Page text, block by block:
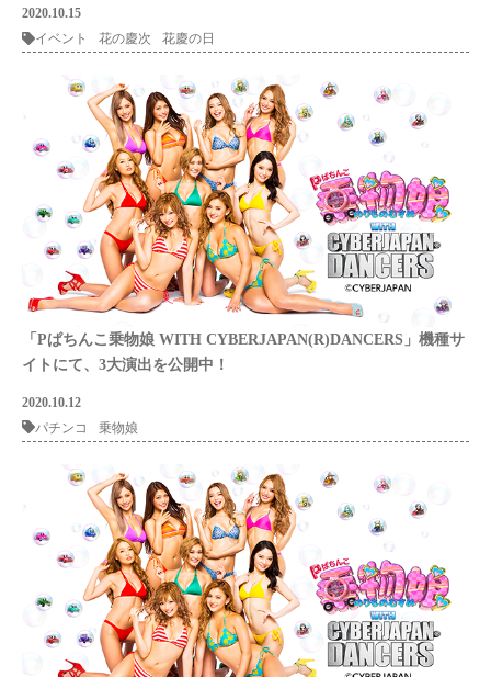
2020.10.15
イベント
花の慶次 花慶の日
「Pぱちんこ乗物娘 WITH CYBERJAPAN(R)DANCERS」機種サ
イトにて、3大演出を公開中！
2020.10.12
パチンコ
乗物娘